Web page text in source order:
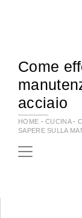
Come
acciaio
HOME -CUCINA-
SAPERE SULLA